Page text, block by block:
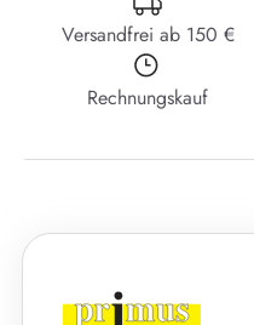
Versandfrei ab 150 €
Rechnungskauf